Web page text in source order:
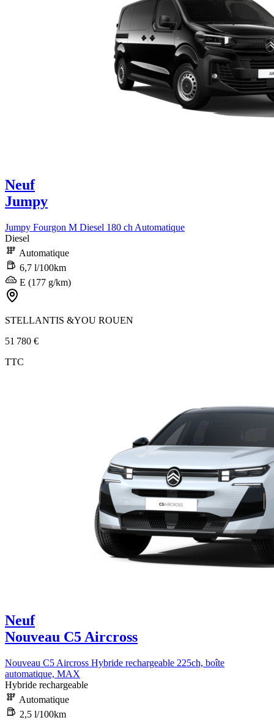
Neuf
Jumpy
Jumpy Fourgon M Diesel 180 ch Automatique
Diesel
Automatique
6,7 l/100km
E (177 g/km)
STELLANTIS &YOU ROUEN
51 780 €
TTC
Neuf
Nouveau C5 Aircross
Nouveau C5 Aircross Hybride rechargeable 225ch, boîte
automatique, MAX
Hybride rechargeable
Automatique
2,5 l/100km